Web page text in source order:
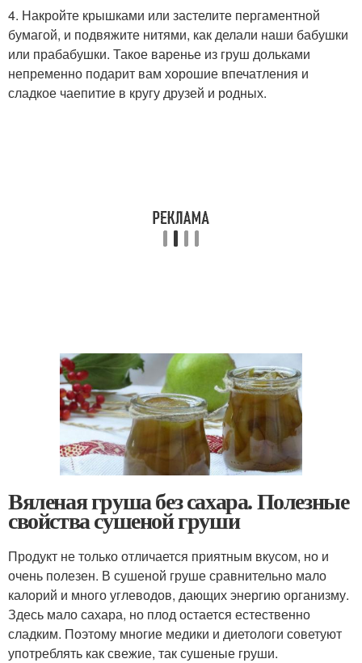
4. Накройте крышками или застелите пергаментной
бумагой, и подвяжите нитями, как делали наши бабушки
или прабабушки. Такое варенье из груш дольками
непременно подарит вам хорошие впечатления и
сладкое чаепитие в кругу друзей и родных.
Вяленая груша без сахара. Полезные
свойства сушеной груши
Продукт не только отличается приятным вкусом, но и
очень полезен. В сушеной груше сравнительно мало
калорий и много углеводов, дающих энергию организму.
Здесь мало сахара, но плод остается естественно
сладким. Поэтому многие медики и диетологи советуют
употреблять как свежие, так сушеные груши.